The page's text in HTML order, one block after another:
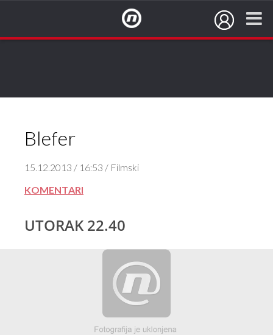
Blefer
15.12.2013 / 16:53 / Filmski
KOMENTARI
UTORAK 22.40